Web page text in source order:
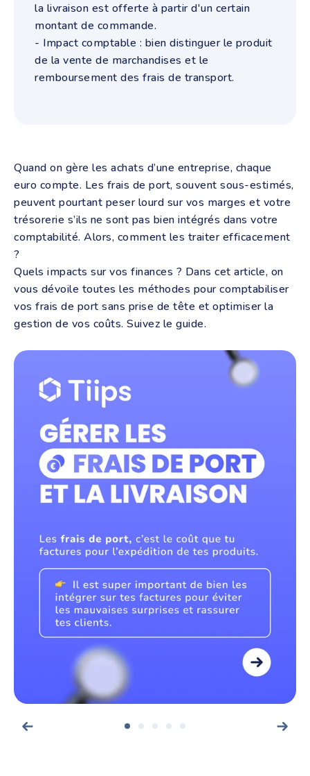
la livraison est offerte à partir d'un certain
montant de commande.
- Impact comptable : bien distinguer le produit
de la vente de marchandises et le
remboursement des frais de transport.
Quand on gère les achats d’une entreprise, chaque
euro compte. Les frais de port, souvent sous-estimés,
peuvent pourtant peser lourd sur vos marges et votre
trésorerie s’ils ne sont pas bien intégrés dans votre
comptabilité. Alors, comment les traiter efficacement
?
Quels impacts sur vos finances ? Dans cet article, on
vous dévoile toutes les méthodes pour comptabiliser
vos frais de port sans prise de tête et optimiser la
gestion de vos coûts. Suivez le guide.